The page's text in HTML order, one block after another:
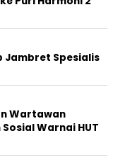
Jambret Spesialis
Wartawan
Warnai HUT